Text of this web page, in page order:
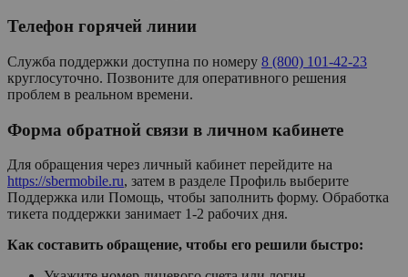
Телефон горячей линии
Служба поддержки доступна по номеру 8 (800) 101-42-23
круглосуточно. Позвоните для оперативного решения
проблем в реальном времени.
Форма обратной связи в личном кабинете
Для обращения через личный кабинет перейдите на
https://sbermobile.ru, затем в разделе Профиль выберите
Поддержка или Помощь, чтобы заполнить форму. Обработка
тикета поддержки занимает 1-2 рабочих дня.
Как составить обращение, чтобы его решили быстро: